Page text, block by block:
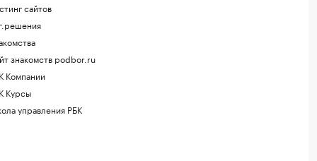
сайтов
знакомств podbor.ru
Компании
Курсы
управления РБК